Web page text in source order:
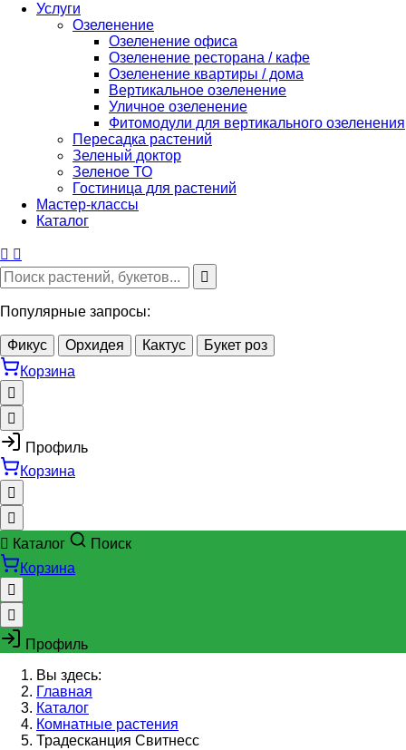
Услуги
Озеленение
Озеленение офиса
Озеленение ресторана / кафе
Озеленение квартиры / дома
Вертикальное озеленение
Уличное озеленение
Фитомодули для вертикального озеленения
Пересадка растений
Зеленый доктор
Зеленое ТО
Гостиница для растений
Мастер-классы
Каталог
Популярные запросы:
Фикус Орхидея Кактус
Букет роз
Корзина
Профиль
Корзина
Каталог
Поиск
Корзина
Профиль
Вы здесь:
Главная
Каталог
Комнатные растения
Традесканция Свитнесс